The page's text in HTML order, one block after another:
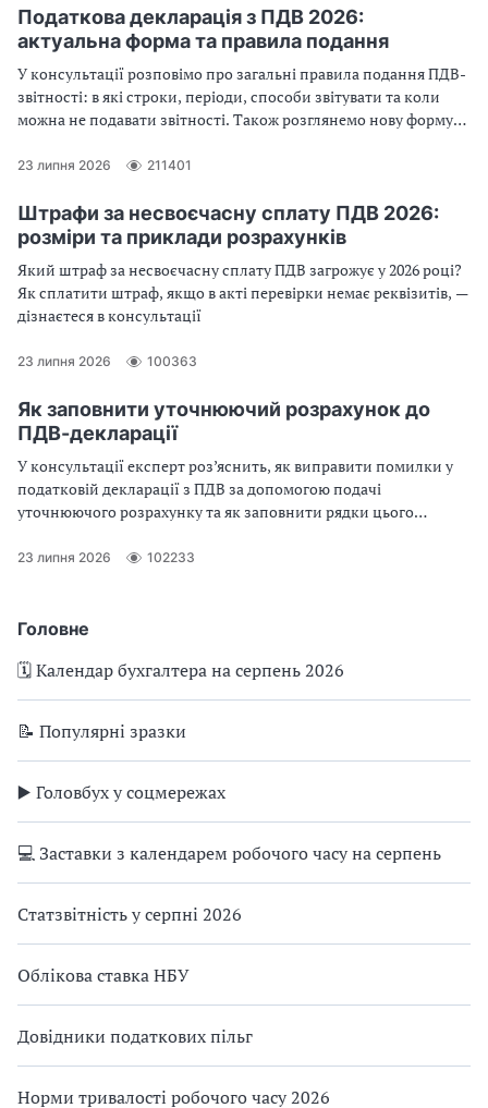
Головне
🗓️ Календар бухгалтера на серпень 2026
📝 Популярні зразки
▶️ Головбух у соцмережах
💻 Заставки з календарем робочого часу на серпень
Статзвітність у серпні 2026
Облікова ставка НБУ
Довідники податкових пільг
Норми тривалості робочого часу 2026
Податкова декларація з ПДВ 2026:
актуальна форма та правила подання
У консультації розповімо про загальні правила подання ПДВ-
звітності: в які строки, періоди, способи звітувати та коли
можна не подавати звітності. Також розглянемо нову форму
23 липня 2026 211401
Штрафи за несвоєчасну сплату ПДВ 2026:
розміри та приклади розрахунків
Який штраф за несвоєчасну сплату ПДВ загрожує у 2026 році?
Як сплатити штраф, якщо в акті перевірки немає реквізитів, —
дізнаєтеся в консультації
23 липня 2026 100363
Як заповнити уточнюючий розрахунок до
ПДВ-декларації
У консультації експерт роз’яснить, як виправити помилки у
податковій декларації з ПДВ за допомогою подачі
уточнюючого розрахунку та як заповнити рядки цього
уточнюючого розрахунку при виправлення помилок, які
23 липня 2026 102233